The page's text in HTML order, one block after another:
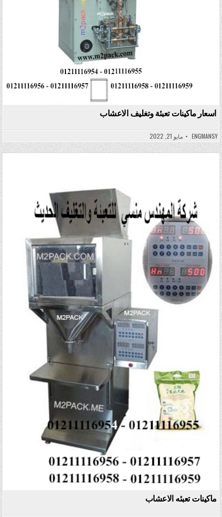
اسعار ماكينات تعبئة وتغليف الاعشاب
ENGMANSY مايو 21, 2022
ماكينات تعبئه الاعشاب